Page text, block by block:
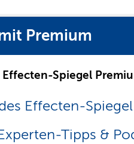
Premium
Spiegel
Effecten-Spiegel
Tipps &